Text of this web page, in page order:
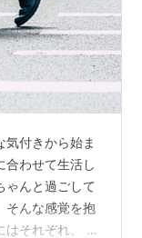
気付きから始ま
合わせて生活し
ゃんと過ごして
そんな感覚を抱
それぞれ、 心